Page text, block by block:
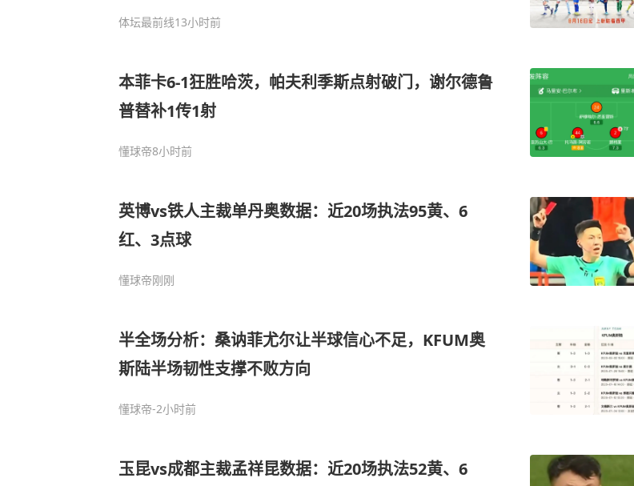
体坛最前线13小时前
本菲卡6-1狂胜哈茨，帕夫利季斯点射破门，谢尔德鲁
普替补1传1射
懂球帝8小时前
英博vs铁人主裁单丹奥数据：近20场执法95黄、6
红、3点球
懂球帝刚刚
半全场分析：桑讷菲尤尔让半球信心不足，KFUM奥
斯陆半场韧性支撑不败方向
懂球帝-2小时前
玉昆vs成都主裁孟祥昆数据：近20场执法52黄、6